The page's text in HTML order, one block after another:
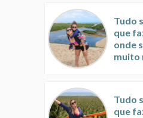
Tudo
que
onde
muito
Tudo
que